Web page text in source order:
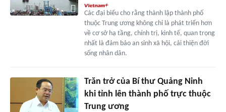
Các đại biểu cho rằng thành lập thành phố
thuộc Trung ương không chỉ là phát triển hơn
về cơ sở hạ tầng, chính trị, kinh tế, quan trọng
nhất là đảm bảo an sinh xã hội, cải thiện đời
sống nhân dân.
Trăn trở của Bí thư Quảng Ninh
khi tỉnh lên thành phố trực thuộc
Trung ương